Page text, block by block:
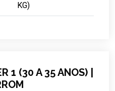
KG)
1 (30 A 35 ANOS) |